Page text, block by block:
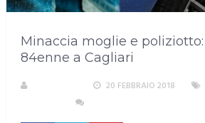
Minaccia moglie e
84enne a Cagliari
20 FEBBRAIO 2018